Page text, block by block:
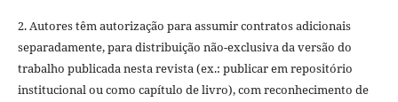
2. Autores têm autorização para assumir contratos adicionais
separadamente, para distribuição não-exclusiva da versão do
trabalho publicada nesta revista (ex.: publicar em repositório
institucional ou como capítulo de livro), com reconhecimento de